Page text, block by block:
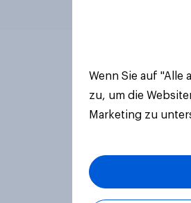
Wenn Sie auf "Alle
zu, um die
Marketing zu